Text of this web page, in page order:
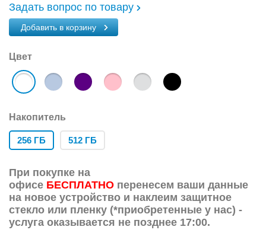
Задать вопрос по товару
Добавить в корзину
Цвет
Накопитель
256 ГБ 512 ГБ
При покупке на
офисе БЕСПЛАТНО перенесем ваши данные
на новое устройство и наклеим защитное
стекло или пленку (*приобретенные у нас) -
услуга оказывается не позднее 17:00.